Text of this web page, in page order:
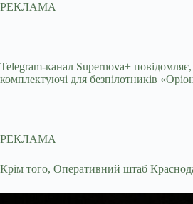
РЕКЛАМА
Telegram-канал Supernova+
комплектуючі для безпілотників
РЕКЛАМА
Крім того, Оперативний штаб